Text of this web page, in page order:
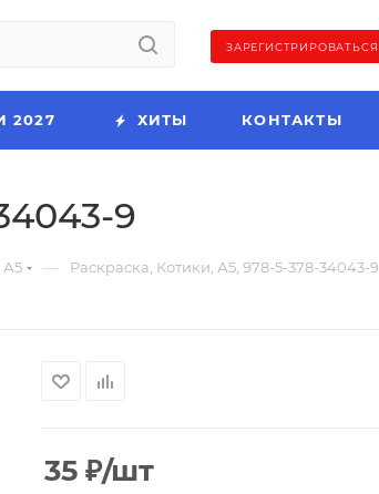
ЗАРЕГИСТРИРОВАТЬСЯ
2027 ХИТЫ КОНТАКТЫ
9
А5 — Раскраска, Котики, А5, 978-5-378-34043-9
35 ₽/шт